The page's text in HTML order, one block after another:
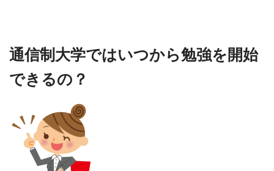
通信制大学ではいつから勉強を開始
できるの？